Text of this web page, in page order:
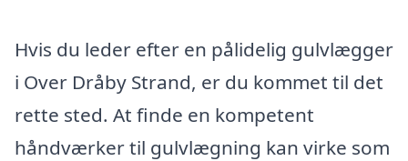
Hvis du leder efter en pålidelig gulvlægger
i Over Dråby Strand, er du kommet til det
rette sted. At finde en kompetent
håndværker til gulvlægning kan virke som